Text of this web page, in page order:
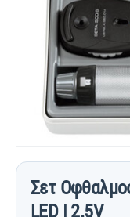
Σετ
LED | 2.5V